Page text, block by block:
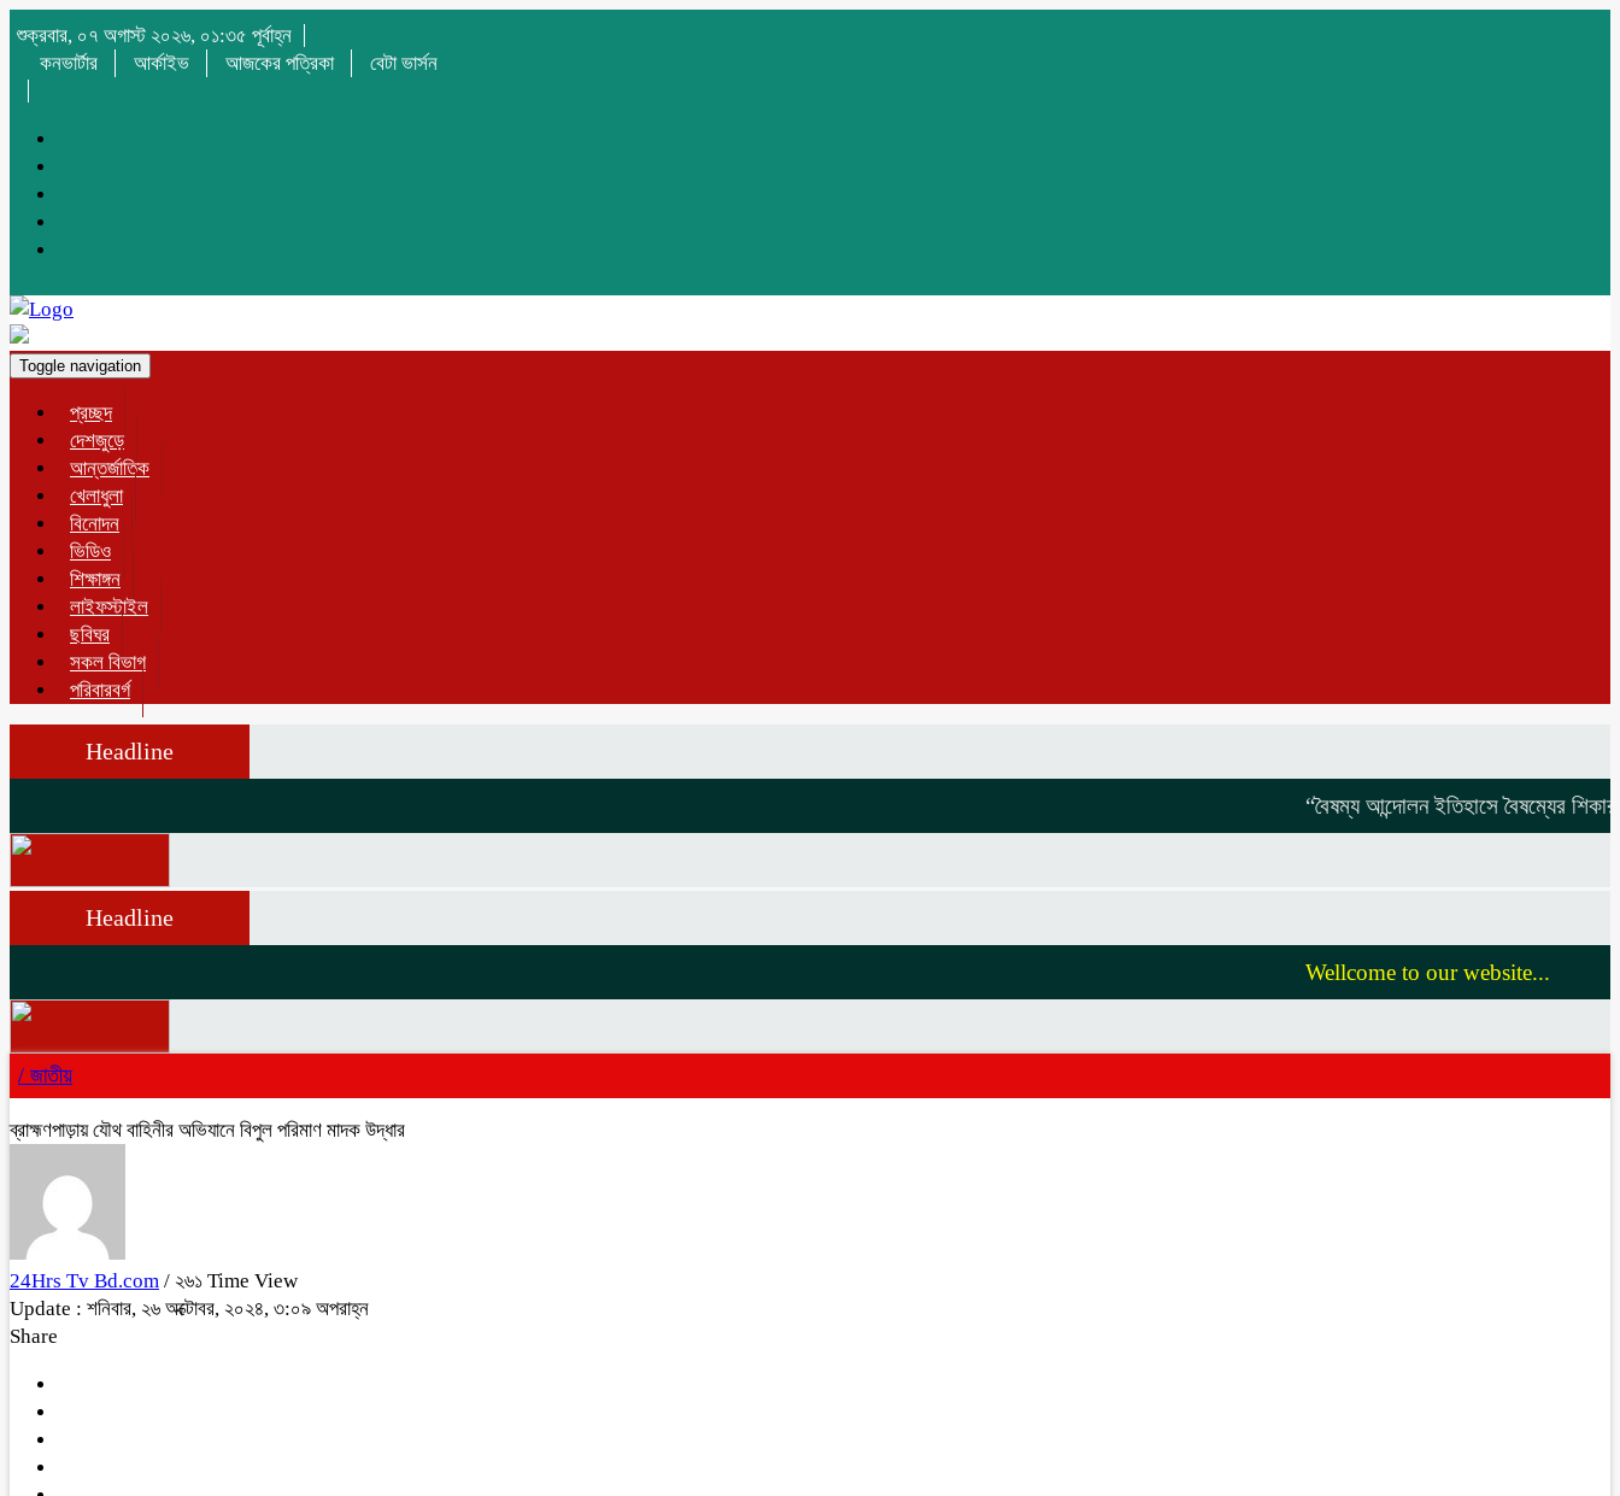
শুক্রবার, ০৭ অগাস্ট ২০২৬, ০১:৩৫ পূর্বাহ্ন
কনভার্টার
আর্কাইভ আজকের পত্রিকা বেটা ভার্সন
Toggle navigation
প্রচ্ছদ
দেশজুড়ে
আন্তর্জাতিক
খেলাধুলা
বিনোদন
ভিডিও
শিক্ষাঙ্গন
লাইফস্টাইল
ছবিঘর
সকল বিভাগ
পরিবারবর্গ
Headline
“বৈষম্য আন্দোলন ইতিহাসে বৈষম্যের শিকার:-
Headline
Wellcome to our website...
/ জাতীয়
ব্রাহ্মণপাড়ায় যৌথ বাহিনীর অভিযানে বিপুল পরিমাণ মাদক উদ্ধার
24Hrs Tv Bd.com / ২৬১ Time View
Update : শনিবার, ২৬ অক্টোবর, ২০২৪, ৩:০৯ অপরাহ্ন
Share